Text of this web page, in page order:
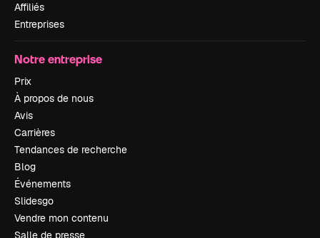
Affiliés
Entreprises
Notre entreprise
Prix
À propos de nous
Avis
Carrières
Tendances de recherche
Blog
Événements
Slidesgo
Vendre mon contenu
Salle de presse